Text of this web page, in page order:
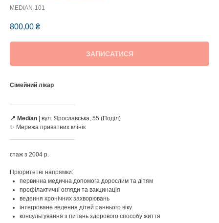
MEDIAN-101
800,00 ₴
ЗАПИСАТИСЯ
Сімейний лікар
📍 Median
| вул. Ярославська, 55 (Поділ)
✨ Мережа приватних клінік
стаж з 2004 р.
Пріоритетні напрямки:
первинна медична допомога дорослим та дітям
профілактичні огляди та вакцинація
ведення хронічних захворювань
інтегроване ведення дітей раннього віку
консультування з питань здорового способу життя